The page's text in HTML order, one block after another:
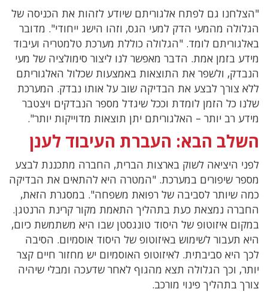
"הצלחנו גם לפתח אלגוריתם שיודע לזהות את הכניסה של
הגלולה מהמעי הדק למעי הגס, וזהו הישג ייחודי". מדובר
באלגוריתם לומד. "הגלולה כוללת מערכת טלמטריה ועיבוד
מידע בזמן אמת. הדבר מאפשר לנו ליצור סימולציה של מעי
הנבדק, ולשפר את התוצאות באמצעות שכלול האלגוריתם
ללא צורך לבצע את הבדיקה שוב על אותו נבדק. המערכת
שלנו כל הזמן לומדת וככל שיגדל מספר הנבדקים ויצטבר
מידע רב יותר – האלגוריתם יתן תוצאות מדוייקות יותר".
השלב הבא: העברת העיבוד לענן
לפני היציאה לשוק בארצות הברית, החברה מתכננת לבצע
מספר שיפורים במערכת. "המטרה היא להתאים את הבדיקה
כמה שיותר לסביבה של רפואת משפחה". במסגרת הזאת,
החברה נמצאת כעת בתהליך התאמת מקור קרינת הרנטגן.
במקום איזוטופ של היסוד טונגסטן שבו היא משתמשת כיום,
היא תעבור לשימוש באיזוטופ של היסוד אוסמיום. הסיבה
לכך היא סביבתית. לאיזוטופ האוסמיום יש מחזור חיים קצר
יותר, וכך הגלולה תצא מהגוף לאחר שדעכה ומבלי שיהיה
צורך בתהליך פינוי מורכב.